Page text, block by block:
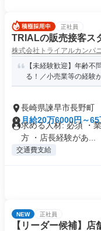
正社員
TRIALの販売接客
株式会社トライアルカンパ
【未経験歓迎】年齢
る！／小売業等の経験
長崎県諫早市長野町
月給20万6000円～65
求める人材: 必須 ・
方 ・店長経験があ...
交通費支給
NEW 正社員
【リーダー候補】